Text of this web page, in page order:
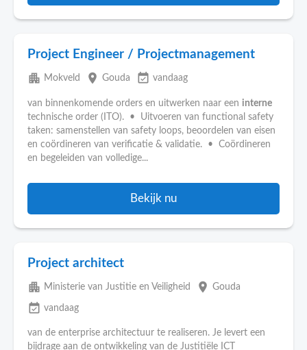
Project Engineer / Projectmanagement
apartment Mokveld place Gouda event_available vandaag
van binnenkomende orders en uitwerken naar een interne
technische order (ITO). • Uitvoeren van functional safety
taken: samenstellen van safety loops, beoordelen van eisen
en coördineren van verificatie & validatie. • Coördineren
en begeleiden van volledige...
Bekijk nu
Project architect
apartment Ministerie van Justitie en Veiligheid place Gouda
event_available vandaag
van de enterprise architectuur te realiseren. Je levert een
bijdrage aan de ontwikkeling van de Justitiële ICT